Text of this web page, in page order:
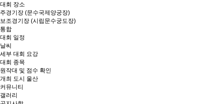
대회 장소
주경기장 (문수국제양궁장)
보조경기장 (시립문수궁도장)
통합
대회 일정
날씨
세부 대회 요강
대회 종목
원작대 및 점수 확인
개최 도시 울산
커뮤니티
갤러리